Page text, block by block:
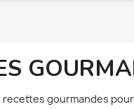
recettes gourmandes